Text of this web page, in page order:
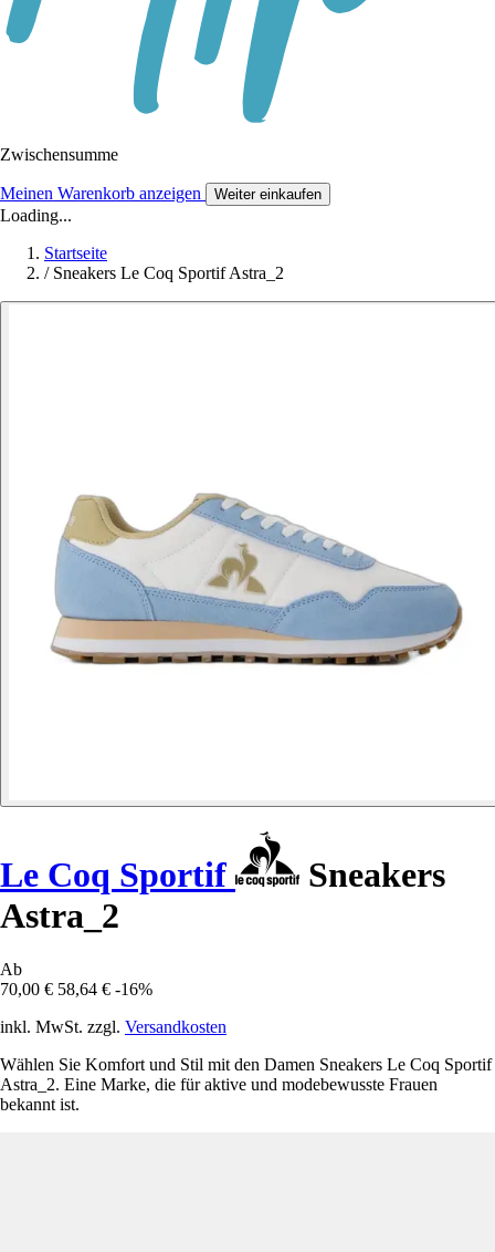
Zwischensumme
Meinen Warenkorb anzeigen Weiter einkaufen
Loading...
Startseite
/ Sneakers Le Coq Sportif Astra_2
Le Coq Sportif
Sneakers
Astra_2
Ab
70,00 € 58,64 € -16%
inkl. MwSt. zzgl. Versandkosten
Wählen Sie Komfort und Stil mit den Damen Sneakers Le Coq Sportif
Astra_2. Eine Marke, die für aktive und modebewusste Frauen
bekannt ist.